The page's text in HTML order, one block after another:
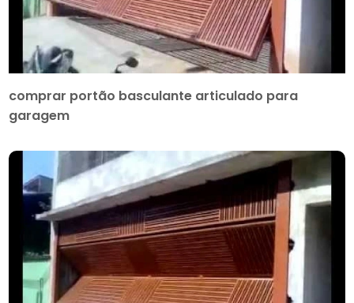
comprar portão basculante articulado para
garagem